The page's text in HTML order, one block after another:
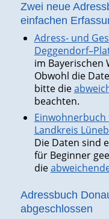
Zwei neue
einfachen
Adress- und
im Bayerischen
Obwohl die
bitte die
beachten.
Landkreis
Die Daten sind
für Beginner
die
Adressbuch
abgeschlossen